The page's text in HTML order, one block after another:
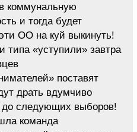
коммунальную
и тогда будет
ОО на куй выкинуть!
типа «уступили» завтра
поставят
драть вдумчиво
до следующих выборов!
команда